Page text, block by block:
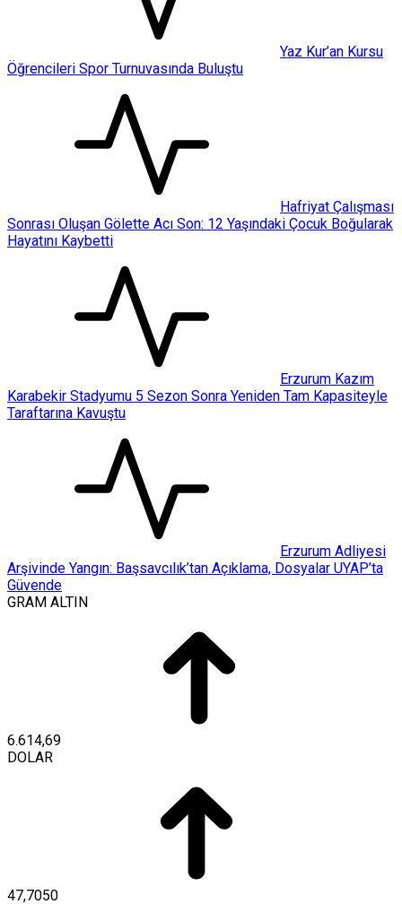
Yaz Kur’an Kursu
Öğrencileri Spor Turnuvasında Buluştu
Hafriyat Çalışması
Sonrası Oluşan Gölette Acı Son: 12 Yaşındaki Çocuk Boğularak
Hayatını Kaybetti
Erzurum Kazım
Karabekir Stadyumu 5 Sezon Sonra Yeniden Tam Kapasiteyle
Taraftarına Kavuştu
Erzurum Adliyesi
Arşivinde Yangın: Başsavcılık’tan Açıklama, Dosyalar UYAP’ta
Güvende
GRAM ALTIN
6.614,69
DOLAR
47,7050